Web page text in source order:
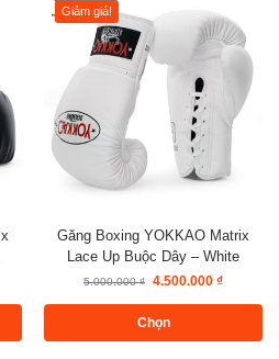
Giảm giá!
Găng Boxing YOKKAO Matrix
Lace Up Buộc Dây – White
5.000.000₫ 4.500.000 ₫
Chọn